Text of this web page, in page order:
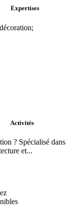
Expertises
Activités
? Spécialisé dans
et...